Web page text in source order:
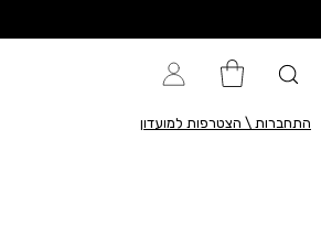
התחברות \ הצטרפות למועדון